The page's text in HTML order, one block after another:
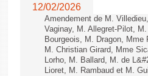
12/02/2026
Amendement de M.
Vaginay, M. Allegret-Pilot,
Bourgeois, M. Dragon,
M. Christian Girard, Mme
Lorho, M. Ballard, M. de
Lioret, M. Rambaud et M.